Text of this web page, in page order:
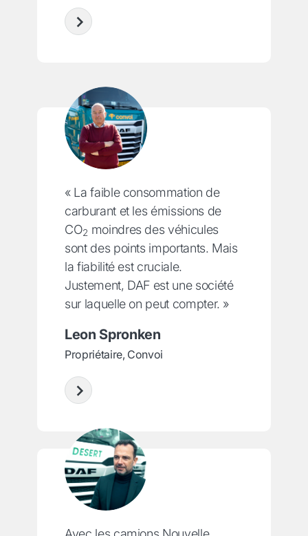
« La faible consommation de
carburant et les émissions de
CO2 moindres des véhicules
sont des points importants. Mais
la fiabilité est cruciale.
Justement, DAF est une société
sur laquelle on peut compter. »
Leon Spronken
Propriétaire, Convoi